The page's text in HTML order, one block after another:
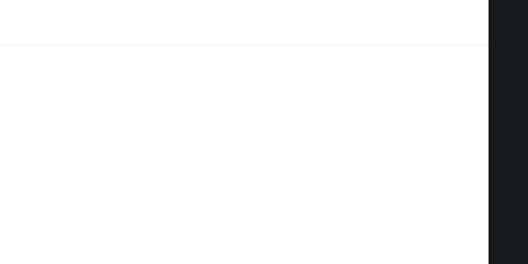
В САНДАНСКИ
на разумни и достъпни цени!